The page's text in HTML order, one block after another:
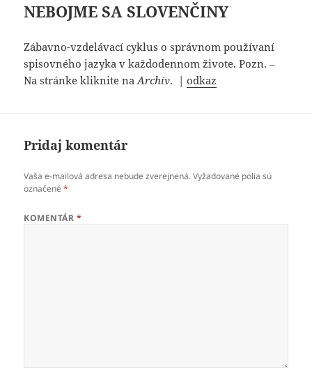
NEBOJME SA SLOVENČINY
Zábavno-vzdelávací cyklus o správnom používaní
spisovného jazyka v každodennom živote. Pozn. –
Na stránke kliknite naArchív. |odkaz
Pridaj komentár
Vaša e-mailová adresa nebude zverejnená. Vyžadované polia sú
označené*
KOMENTÁR *